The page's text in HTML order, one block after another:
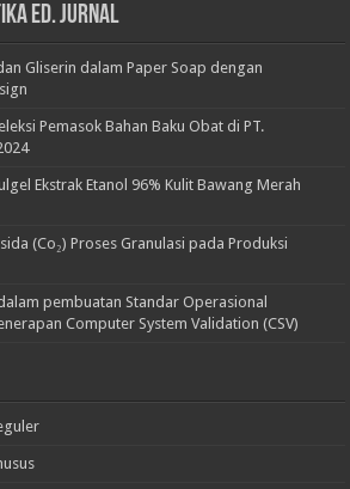
Ed. Jurnal
Gliserin dalam Paper Soap dengan
Pemasok Bahan Baku Obat di PT.
Ekstrak Etanol 96% Kulit Bawang Merah
(Co₂) Proses Granulasi pada Produksi
pembuatan Standar Operasional
Computer System Validation (CSV)